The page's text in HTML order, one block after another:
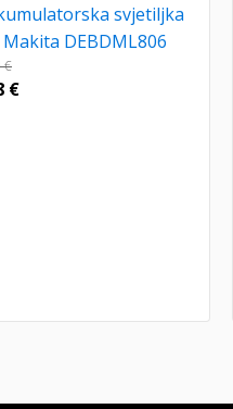
svjetiljka
Makita DEBDML806
€
€